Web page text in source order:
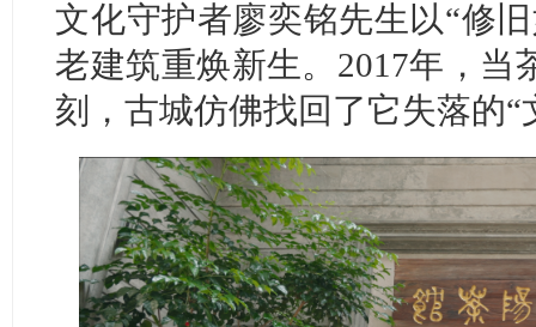
文化守护者廖奕铭先生以“修
老建筑重焕新生。2017年，当
刻，古城仿佛找回了它失落的“